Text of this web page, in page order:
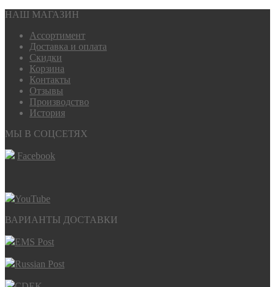
НАШ МАГАЗИН
Ассортимент
Доставка и оплата
Скидки
Корзина
Контакты
Отзывы
Производство
История
МЫ В СОЦСЕТЯХ
Facebook
YouTube
ВАРИАНТЫ ДОСТАВКИ
EMS Post
Russian Post